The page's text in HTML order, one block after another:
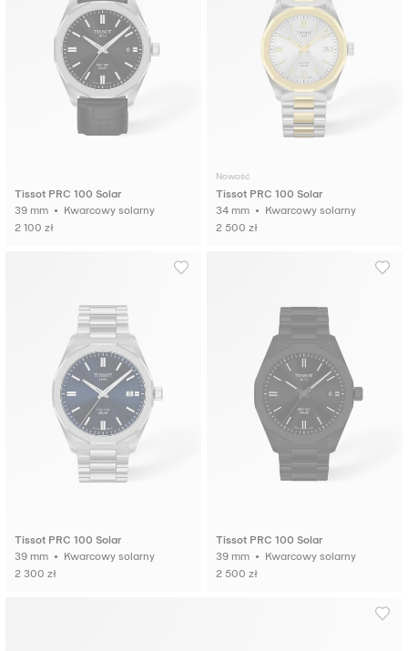
Tissot PRC 100 Solar
39 mm • Kwarcowy solarny
2 100 zł
Nowość
Tissot PRC 100 Solar
34 mm • Kwarcowy solarny
2 500 zł
Tissot PRC 100 Solar
39 mm • Kwarcowy solarny
2 300 zł
Tissot PRC 100 Solar
39 mm • Kwarcowy solarny
2 500 zł